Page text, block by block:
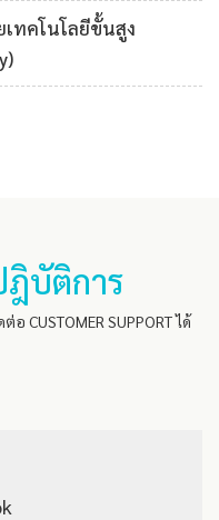
ทคโนโลยีขั้นสูง
บัติการ
SUPPORT ได้